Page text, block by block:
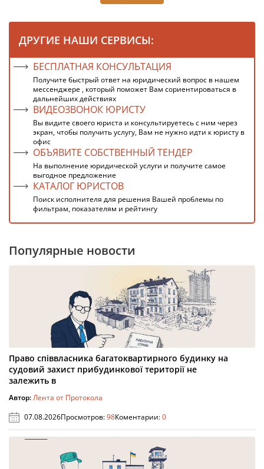
ДРУГИЕ НАШИ СЕРВИСЫ:
БЕСПЛАТНАЯ КОНСУЛЬТАЦИЯ
Получите быстрый ответ на юридический вопрос в нашем
мессенджере , который поможет Вам сориентироваться в
дальнейших действиях
ВИДЕОЗВОНОК ЮРИСТУ
Вы видите своего юриста и консультируетесь с ним через
экран, чтобы получить услугу, Вам не нужно идти к юристу в
офис
ОБЪЯВИТЕ СОБСТВЕННЫЙ ТЕНДЕР
На выполнение юридической услуги и получите самое
выгодное предложение
КАТАЛОГ ЮРИСТОВ
Поиск исполнителя для решения Вашей проблемы по
фильтрам, показателям и рейтингу
Популярные новости
Право співвласника багатоквартирного будинку на
судовий захист прибудинкової території не
залежить в
Автор:Лента от Протокола
07.08.2026Просмотров:98Коментарии:0